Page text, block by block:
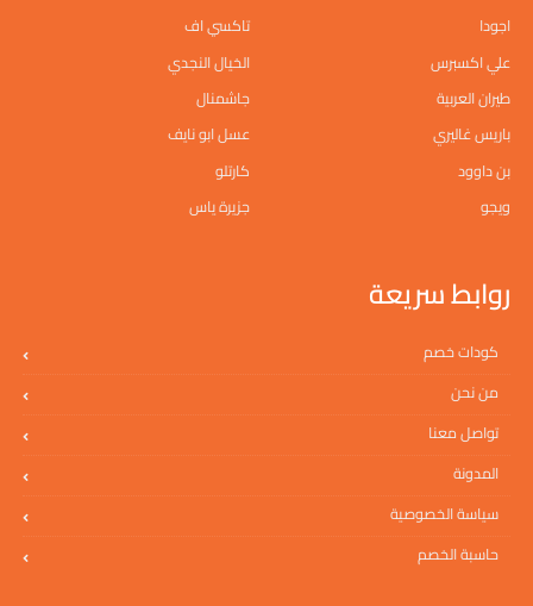
اجودا
تاكسي اف
علي اكسبرس
الخيال النجدي
طيران العربية
جاشمنال
باريس غاليري
عسل ابو نايف
بن داوود
كارتلو
ويجو
جزيرة ياس
روابط سريعة
كودات خصم
من نحن
تواصل معنا
المدونة
سياسة الخصوصية
حاسبة الخصم